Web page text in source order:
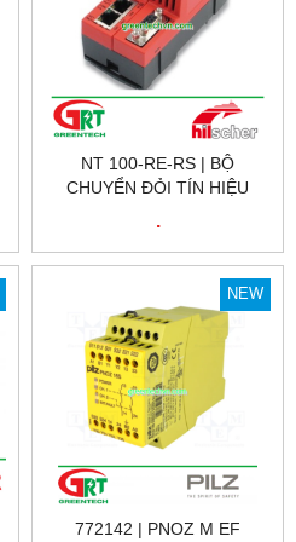
NT 100-RE-RS | BỘ
CHUYỂN ĐỎI TÍN HIỆU
.
NEW
772142 | PNOZ M EF